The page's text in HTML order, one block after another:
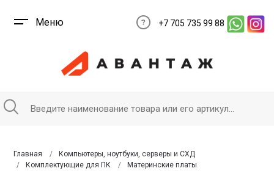
Меню +7 705 735 99 88
Главная
Компьютеры, ноутбуки, серверы и СХД
Комплектующие для ПК
Материнские платы